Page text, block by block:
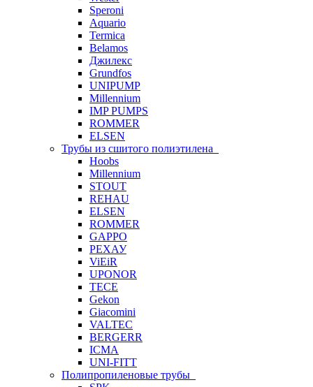
Speroni
Aquario
Termica
Belamos
Джилекс
Grundfos
UNIPUMP
Millennium
IMP PUMPS
ROMMER
ELSEN
Трубы из сшитого полиэтилена
Hoobs
Millennium
STOUT
REHAU
ELSEN
ROMMER
GAPPO
РЕХАУ
ViEiR
UPONOR
TECE
Gekon
Giacomini
VALTEC
BERGERR
ICMA
UNI-FITT
Полипропиленовые трубы